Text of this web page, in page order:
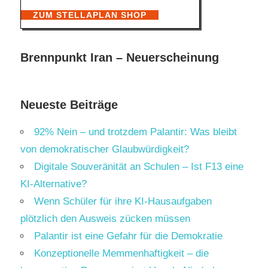
ZUM STELLAPLAN SHOP
Brennpunkt Iran – Neuerscheinung
Neueste Beiträge
92% Nein – und trotzdem Palantir: Was bleibt
von demokratischer Glaubwürdigkeit?
Digitale Souveränität an Schulen – Ist F13 eine
KI-Alternative?
Wenn Schüler für ihre KI-Hausaufgaben
plötzlich den Ausweis zücken müssen
Palantir ist eine Gefahr für die Demokratie
Konzeptionelle Memmenhaftigkeit – die